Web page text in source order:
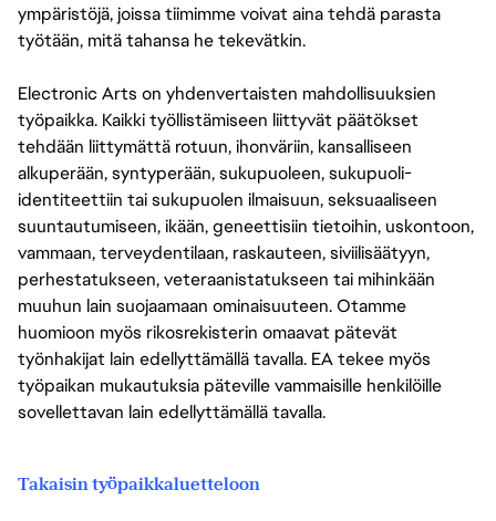
ympäristöjä, joissa tiimimme voivat aina tehdä parasta
työtään, mitä tahansa he tekevätkin.
Electronic Arts on yhdenvertaisten mahdollisuuksien
työpaikka. Kaikki työllistämiseen liittyvät päätökset
tehdään liittymättä rotuun, ihonväriin, kansalliseen
alkuperään, syntyperään, sukupuoleen, sukupuoli-
identiteettiin tai sukupuolen ilmaisuun, seksuaaliseen
suuntautumiseen, ikään, geneettisiin tietoihin, uskontoon,
vammaan, terveydentilaan, raskauteen, siviilisäätyyn,
perhestatukseen, veteraanistatukseen tai mihinkään
muuhun lain suojaamaan ominaisuuteen. Otamme
huomioon myös rikosrekisterin omaavat pätevät
työnhakijat lain edellyttämällä tavalla. EA tekee myös
työpaikan mukautuksia päteville vammaisille henkilöille
sovellettavan lain edellyttämällä tavalla.
Takaisin työpaikkaluetteloon